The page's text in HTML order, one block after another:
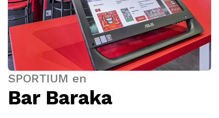
SPORTIUM en
Bar Baraka